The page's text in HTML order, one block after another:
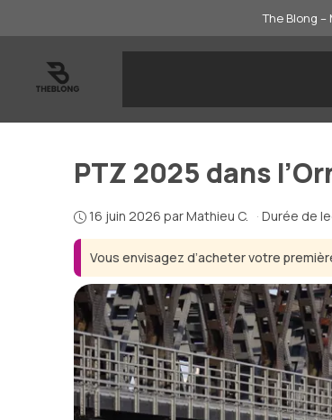
au
contenu
The Blong
PTZ 2025 dans
16 juin 2026 parMathieu C. · Durée de
Vous envisagez d’acheter votre